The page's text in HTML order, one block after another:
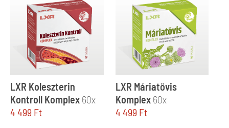
LXR Koleszterin
Kontroll Komplex 60x
4 499 Ft
LXR Máriatövis
Komplex60x
4 499 Ft